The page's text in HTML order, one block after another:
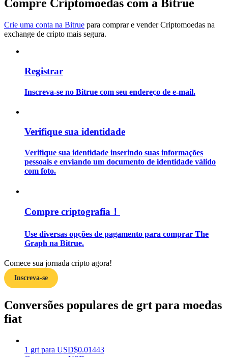
Guia
Estratégias de negociação
Aprenda como se manter lucrativo
Ganhar
Compre Criptomoedas com a Bitrue
Crie uma conta na Bitrue para comprar e vender Criptomoedas na
exchange de cripto mais segura.
Registrar
Inscreva-se no Bitrue com seu endereço de e-mail.
Verifique sua identidade
Verifique sua identidade inserindo suas informações
pessoais e enviando um documento de identidade válido
com foto.
Compre criptografia！
Use diversas opções de pagamento para comprar The
Graph na Bitrue.
Comece sua jornada cripto agora!
Inscreva-se
Conversões populares de grt para moedas
fiat
1 grt para USD$0.01443